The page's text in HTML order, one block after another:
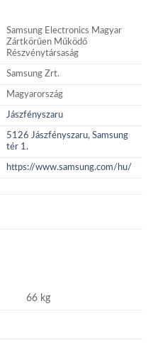
Samsung Electronics Magyar
Zártkörűen Működő
Részvénytársaság
Samsung Zrt.
Magyarország
Jászfényszaru
5126 Jászfényszaru, Samsung
tér 1.
https://www.samsung.com/hu/
66 kg